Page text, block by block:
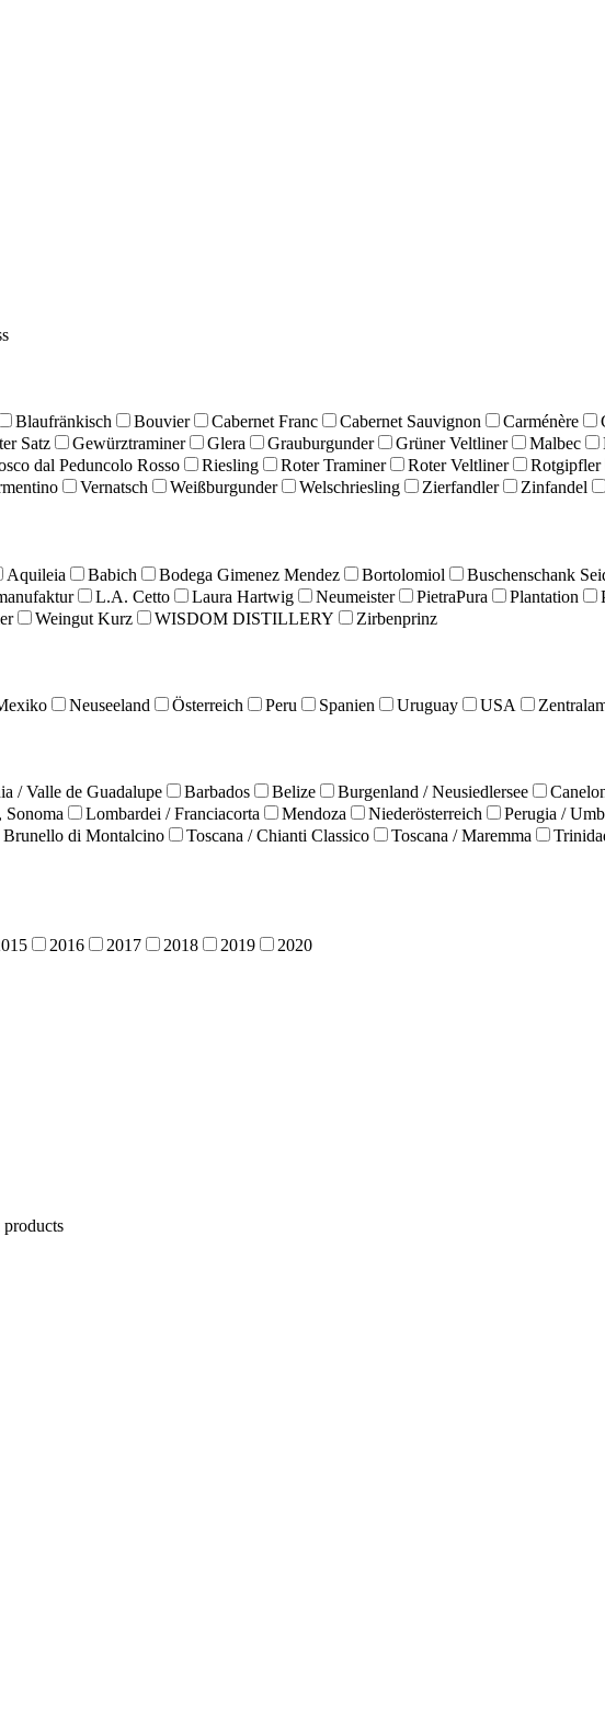
Blaufränkisch Bouvier Cabernet Franc Cabernet Sauvignon Carménère
Satz Gewürztraminer Glera Grauburgunder Grüner Veltliner Malbec
dal Peduncolo Rosso Riesling Roter Traminer Roter Veltliner Rotgipfler
Vernatsch Weißburgunder Welschriesling Zierfandler Zinfandel
Aquileia Babich Bodega Gimenez Mendez Bortolomiol Buschenschank
L.A. Cetto Laura Hartwig Neumeister PietraPura Plantation
Weingut Kurz WISDOM DISTILLERY Zirbenprinz
Neuseeland Österreich Peru Spanien Uruguay USA
/ Valle de Guadalupe Barbados Belize Burgenland / Neusiedlersee
Lombardei / Franciacorta Mendoza Niederösterreich Perugia /
Brunello di Montalcino Toscana / Chianti Classico Toscana / Maremma
2016 2017 2018 2019 2020